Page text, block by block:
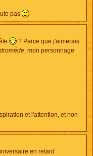
pas
? Parce que j'aimerais
, mon personnage
et l'attention, et non
en retard